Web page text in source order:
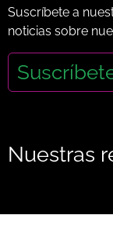
Suscríbete a
noticias sobre
Nuestras